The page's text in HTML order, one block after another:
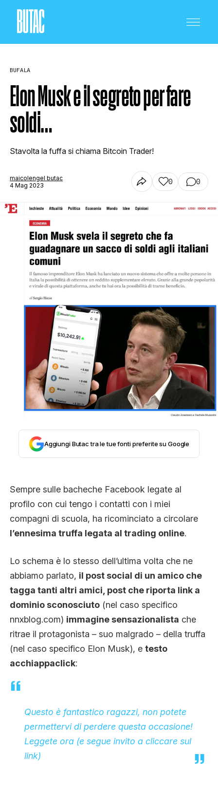
CRONACA E POLITICA
STORIA E CITAZIONI
INTRATTENIMENTO
COMPLOTTI, LEGGENDE URBANE ED
EVERGREEN
EDITORIALI
TRUFFE E SOCIAL NETWORK
CLIMA ED ENERGIA
CONTATTI
CHI SIAMO
BUFALA
Elon Musk e il segreto per fare
soldi…
Stavolta la fuffa si chiama Bitcoin Trader!
maicolengel butac
4 Mag 2023
0 0
Aggiungi Butac tra le tue fonti preferite su Google
Sempre sulle bacheche Facebook legate al
profilo con cui tengo i contatti con i miei
compagni di scuola, ha ricominciato a circolare
l’ennesima truffa legata al trading online.
Lo schema è lo stesso dell’ultima volta che ne
abbiamo parlato, il post social di un amico che
tagga tanti altri amici, post che riporta link a
dominio sconosciuto (nel caso specifico
nnxblog.com) immagine sensazionalista che
ritrae il protagonista – suo malgrado – della truffa
(nel caso specifico Elon Musk), e testo
acchiappaclick:
Questo è fantastico ragazzi, non potete
permettervi di perdere questa occasione!
Leggete ora (e segue invito a cliccare sul
link)